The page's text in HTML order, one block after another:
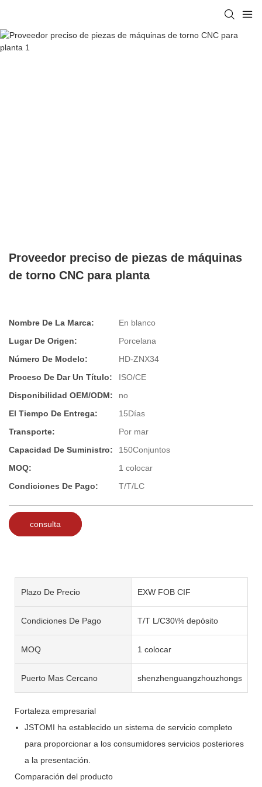
Proveedor preciso de piezas de máquinas
de torno CNC para planta
Nombre De La Marca:
En blanco
Lugar De Origen:
Porcelana
Número De Modelo:
HD-ZNX34
Proceso De Dar Un Título:
ISO/CE
Disponibilidad OEM/ODM:
no
El Tiempo De Entrega:
15Días
Transporte:
Por mar
Capacidad De Suministro:
150Conjuntos
MOQ:
1 colocar
Condiciones De Pago:
T/T/LC
consulta
Plazo De Precio EXW FOB CIF
Condiciones De Pago T/T L/C30\% depósito
MOQ 1 colocar
Puerto Mas Cercano shenzhenguangzhouzhongshan
Fortaleza empresarial
JSTOMI ha establecido un sistema de servicio completo
para proporcionar a los consumidores servicios posteriores
a la presentación.
Comparación del producto